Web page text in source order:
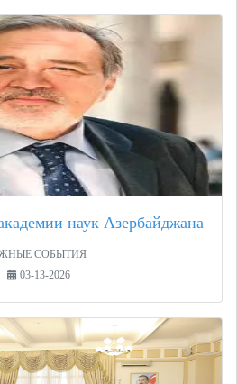
наук Азербайджана
СОБЫТИЯ
03-13-2026